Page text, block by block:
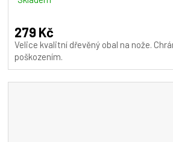
279 Kč
Velice kvalitní dřevěný obal na nože.
poškozením.